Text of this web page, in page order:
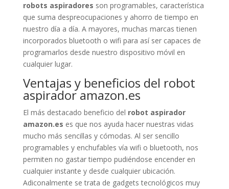
robots aspiradores son programables, característica
que suma despreocupaciones y ahorro de tiempo en
nuestro día a día. A mayores, muchas marcas tienen
incorporados bluetooth o wifi para así ser capaces de
programarlos desde nuestro dispositivo móvil en
cualquier lugar.
Ventajas y beneficios del robot
aspirador amazon.es
El más destacado beneficio del robot aspirador
amazon.es es que nos ayuda hacer nuestras vidas
mucho más sencillas y cómodas. Al ser sencillo
programables y enchufables vía wifi o bluetooth, nos
permiten no gastar tiempo pudiéndose encender en
cualquier instante y desde cualquier ubicación.
Adiconalmente se trata de gadgets tecnológicos muy